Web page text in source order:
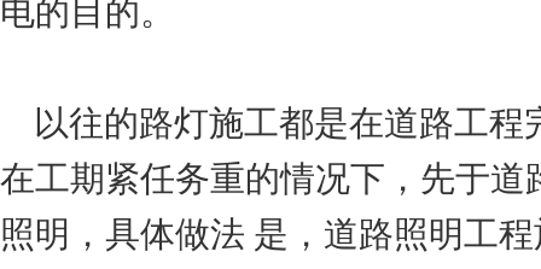
电的目的。
以往的路灯施工都是在道路工程
在工期紧任务重的情况下，先于
照明，具体做法 是，道路照明工